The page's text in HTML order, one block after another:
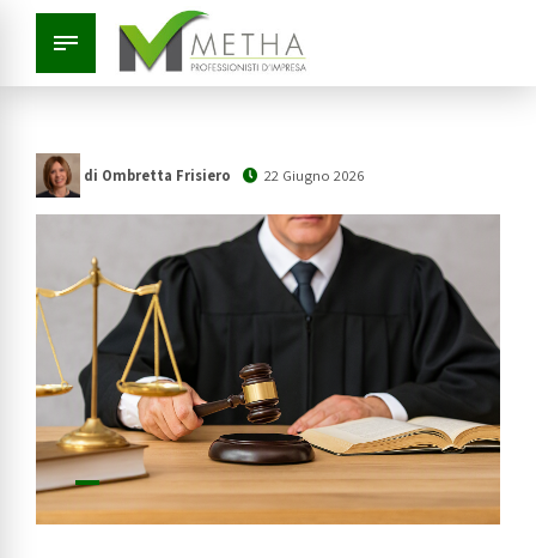
di Ombretta Frisiero 22 Giugno 2026